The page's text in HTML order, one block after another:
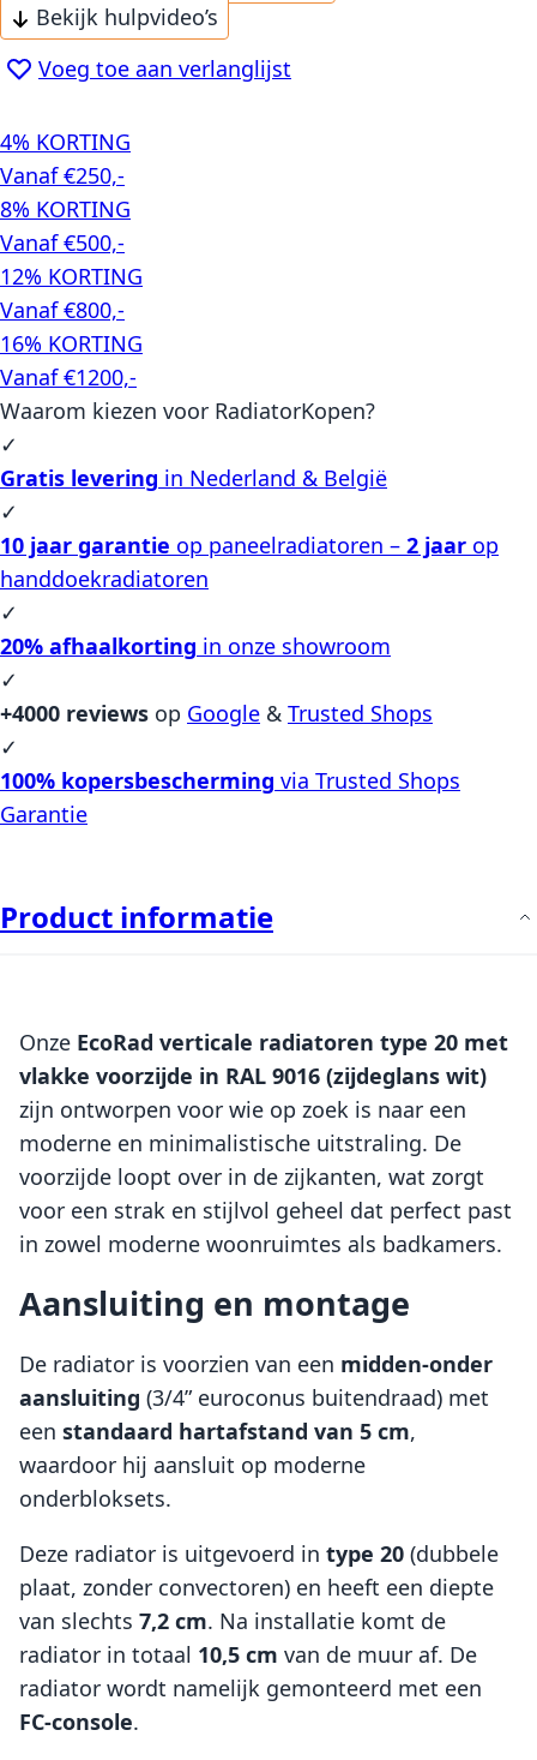
Bekijk hulpvideo’s
Voeg toe aan verlanglijst
4% KORTING
Vanaf €250,-
8% KORTING
Vanaf €500,-
12% KORTING
Vanaf €800,-
16% KORTING
Vanaf €1200,-
Waarom kiezen voor RadiatorKopen?
✓
Gratis levering in Nederland & België
✓
10 jaar garantie op paneelradiatoren – 2 jaar op
handdoekradiatoren
✓
20% afhaalkorting in onze showroom
✓
+4000 reviews op Google & Trusted Shops
✓
100% kopersbescherming via Trusted Shops
Garantie
Product informatie
Onze EcoRad verticale radiatoren type 20 met
vlakke voorzijde in RAL 9016 (zijdeglans wit)
zijn ontworpen voor wie op zoek is naar een
moderne en minimalistische uitstraling. De
voorzijde loopt over in de zijkanten, wat zorgt
voor een strak en stijlvol geheel dat perfect past
in zowel moderne woonruimtes als badkamers.
Aansluiting en montage
De radiator is voorzien van een midden-onder
aansluiting (3/4” euroconus buitendraad) met
een standaard hartafstand van 5 cm,
waardoor hij aansluit op moderne
onderbloksets.
Deze radiator is uitgevoerd in type 20 (dubbele
plaat, zonder convectoren) en heeft een diepte
van slechts 7,2 cm. Na installatie komt de
radiator in totaal 10,5 cm van de muur af. De
radiator wordt namelijk gemonteerd met een
FC-console.